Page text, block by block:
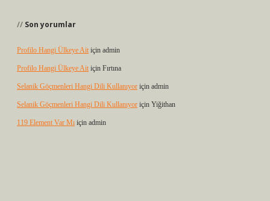
Son yorumlar
Profilo Hangi Ülkeye Ait için admin
Profilo Hangi Ülkeye Ait için Fırtına
Selanik Göçmenleri Hangi Dili Kullanıyor için admin
Selanik Göçmenleri Hangi Dili Kullanıyor için Yiğithan
119 Element Var Mı için admin